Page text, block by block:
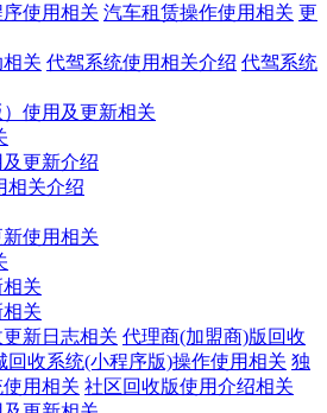
使用相关 汽车租赁操作使用相关 更
关 代驾系统使用相关介绍 代驾系统
使用及更新相关
更新介绍
相关介绍
使用相关
关
关
新日志相关 代理商(加盟商)版回收
回收系统(小程序版)操作使用相关 独
用相关 社区回收版使用介绍相关